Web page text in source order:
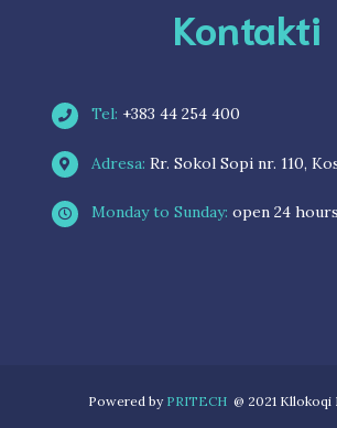
Kontakti
Tel: +383 44 254 400
Adresa: Rr. Sokol Sopi nr. 110,
Monday to Sunday: open 24 hours
Powered by PRITECH @ 2021